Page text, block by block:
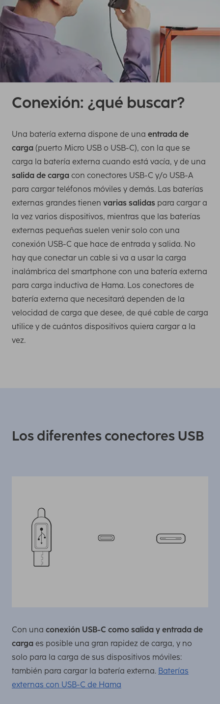
Conexión: ¿qué buscar?
Una batería externa dispone de una entrada de
carga (puerto Micro USB o USB-C), con la que se
carga la batería externa cuando está vacía, y de una
salida de carga con conectores USB-C y/o USB-A
para cargar teléfonos móviles y demás. Las baterías
externas grandes tienen varias salidas para cargar a
la vez varios dispositivos, mientras que las baterías
externas pequeñas suelen venir solo con una
conexión USB-C que hace de entrada y salida. No
hay que conectar un cable si va a usar la carga
inalámbrica del smartphone con una batería externa
para carga inductiva de Hama. Los conectores de
batería externa que necesitará dependen de la
velocidad de carga que desee, de qué cable de carga
utilice y de cuántos dispositivos quiera cargar a la
vez.
Los diferentes conectores USB
Con una conexión USB-C como salida y entrada de
carga es posible una gran rapidez de carga, y no
solo para la carga de sus dispositivos móviles:
también para cargar la batería externa. Baterías
externas con USB-C de Hama